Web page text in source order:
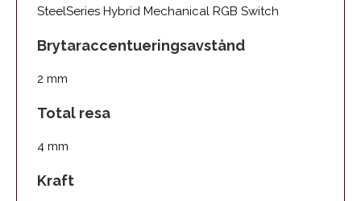
SteelSeries Hybrid Mechanical RGB Switch
Brytaraccentueringsavstånd
2 mm
Total resa
4 mm
Kraft